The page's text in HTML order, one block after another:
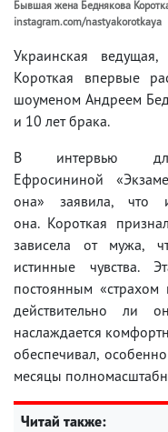
Бывшая жена Беднякова
instagram.com/nastyakorotkaya
Украинская
Короткая впервые
шоуменом Андреем
и 10 лет брака.
В интервью
Ефросининой
она» заявила, что
она. Короткая
зависела от мужа,
истинные чувства.
постоянным «страхом
действительно ли
наслаждается
обеспечивал,
месяцы
Читай также: